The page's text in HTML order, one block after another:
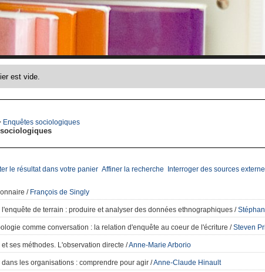
Enquêtes sociologiques
le résultat dans votre panier Affiner la recherche Interroger des sources
/ François de Singly
de terrain : produire et analyser des données ethnographiques/
comme conversation : la relation d'enquête au coeur de l'écriture /Steven
et ses méthodes. L'observation directe /Anne-Marie Arborio
dans les organisations: comprendre pour agir/Anne-Claude Hinault